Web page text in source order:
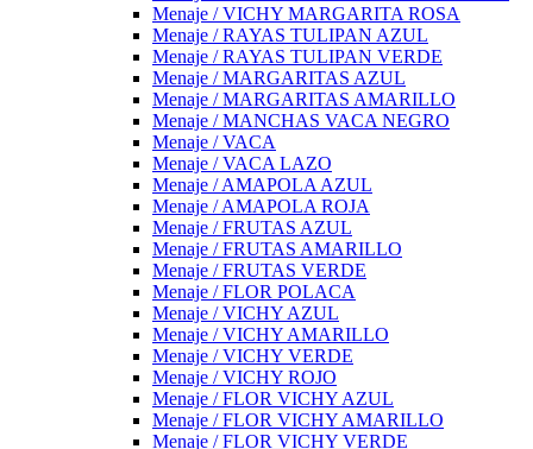
Menaje / VICHY MARGARITA ROSA
Menaje / RAYAS TULIPAN AZUL
Menaje / RAYAS TULIPAN VERDE
Menaje / MARGARITAS AZUL
Menaje / MARGARITAS AMARILLO
Menaje / MANCHAS VACA NEGRO
Menaje / VACA
Menaje / VACA LAZO
Menaje / AMAPOLA AZUL
Menaje / AMAPOLA ROJA
Menaje / FRUTAS AZUL
Menaje / FRUTAS AMARILLO
Menaje / FRUTAS VERDE
Menaje / FLOR POLACA
Menaje / VICHY AZUL
Menaje / VICHY AMARILLO
Menaje / VICHY VERDE
Menaje / VICHY ROJO
Menaje / FLOR VICHY AZUL
Menaje / FLOR VICHY AMARILLO
Menaje / FLOR VICHY VERDE